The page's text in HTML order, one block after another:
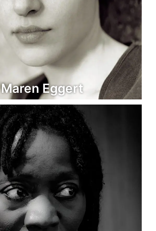
Maren Eggert